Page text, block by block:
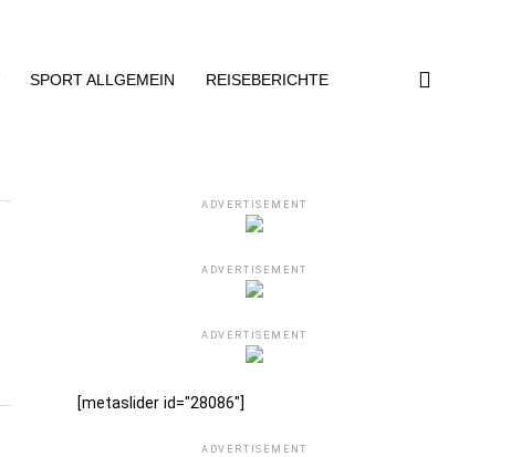
SPORT ALLGEMEIN REISEBERICHTE
ADVERTISEMENT
ADVERTISEMENT
ADVERTISEMENT
[metaslider id="28086"]
ADVERTISEMENT